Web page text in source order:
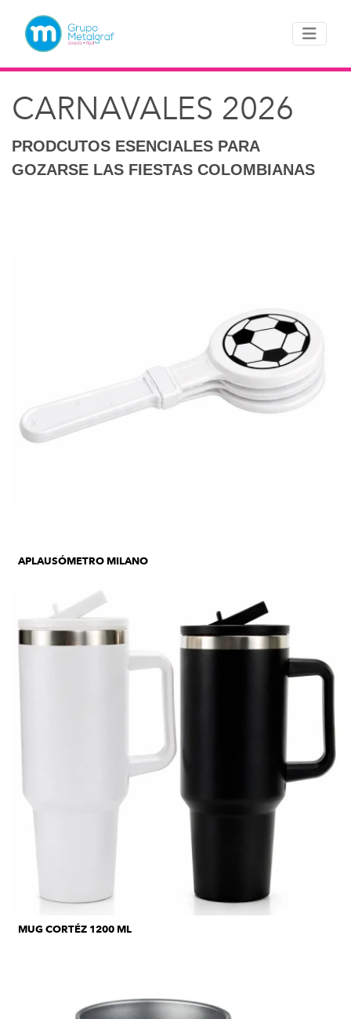
CARNAVALES 2026
PRODCUTOS ESENCIALES PARA
GOZARSE LAS FIESTAS COLOMBIANAS
APLAUSÓMETRO MILANO
MUG CORTÉZ 1200 ML